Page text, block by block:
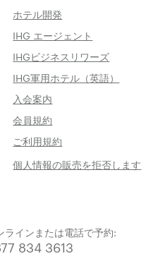
ホテル開発
IHG エージェント
IHGビジネスリワーズ
IHG軍用ホテル（英語）
入会案内
会員規約
ご利用規約
個人情報の販売を拒否します
ラインまたは電話で予約:
834 3613